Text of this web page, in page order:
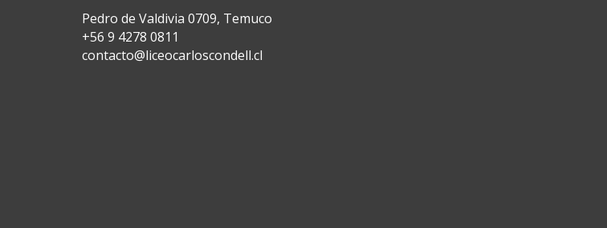
Pedro de Valdivia 0709, Temuco
+56 9 4278 0811
contacto@liceocarloscondell.cl